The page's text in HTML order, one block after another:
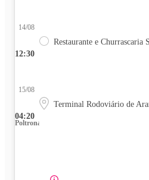
12:30
14/08
Restaurante e Churrascaria
04:20
15/08
Terminal Rodoviário de
Poltrona